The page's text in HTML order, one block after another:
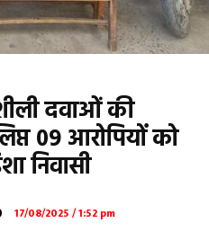
दवाओं की
09 आरोपियों को
निवासी
17/08/2025 / 1:52 pm